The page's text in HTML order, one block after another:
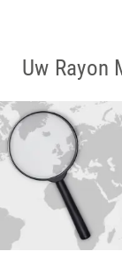
Uw Rayon